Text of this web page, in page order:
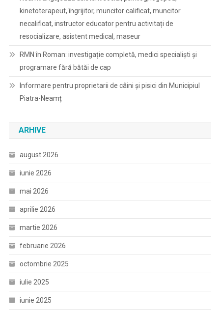
kinetoterapeut, îngrijitor, muncitor calificat, muncitor
necalificat, instructor educator pentru activitați de
resocializare, asistent medical, maseur
RMN în Roman: investigație completă, medici specialiști și
programare fără bătăi de cap
Informare pentru proprietarii de câini și pisici din Municipiul
Piatra-Neamț
ARHIVE
august 2026
iunie 2026
mai 2026
aprilie 2026
martie 2026
februarie 2026
octombrie 2025
iulie 2025
iunie 2025